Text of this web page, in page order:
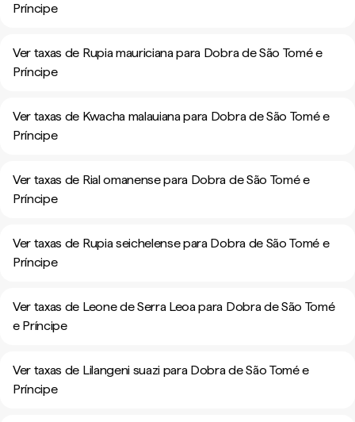
Príncipe
Ver taxas de Rupia mauriciana para Dobra de São Tomé e
Príncipe
Ver taxas de Kwacha malauiana para Dobra de São Tomé e
Príncipe
Ver taxas de Rial omanense para Dobra de São Tomé e
Príncipe
Ver taxas de Rupia seichelense para Dobra de São Tomé e
Príncipe
Ver taxas de Leone de Serra Leoa para Dobra de São Tomé
e Príncipe
Ver taxas de Lilangeni suazi para Dobra de São Tomé e
Príncipe